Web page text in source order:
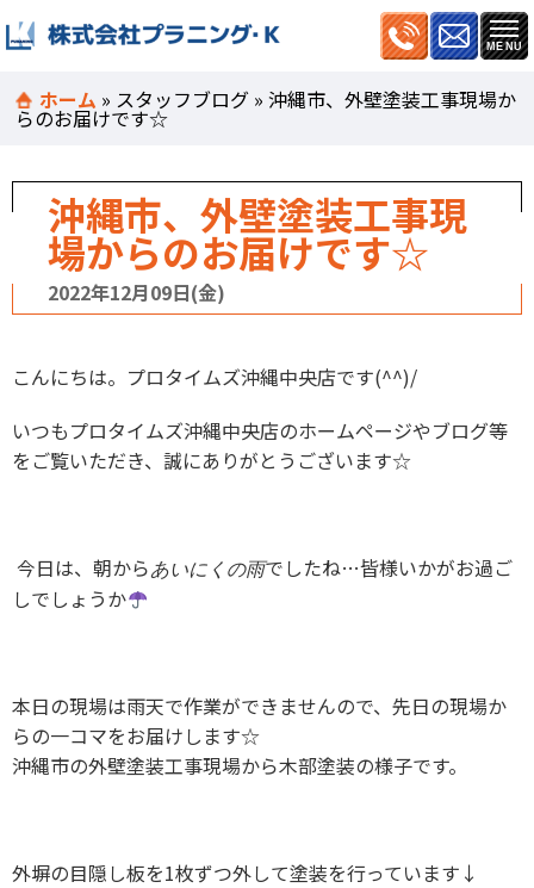
ホーム » スタッフブログ »沖縄市、外壁塗装工事現場か
らのお届けです☆
沖縄市、外壁塗装工事現
場からのお届けです☆
2022年12月09日(金)
こんにちは。プロタイムズ沖縄中央店です(^^)/
いつもプロタイムズ沖縄中央店のホームページやブログ等
をご覧いただき、誠にありがとうございます☆
今日は、朝からあいにくの雨でしたね…皆様いかがお過ご
しでしょうか
本日の現場は雨天で作業ができませんので、先日の現場か
らの一コマをお届けします☆
沖縄市の外壁塗装工事現場から木部塗装の様子です。
外塀の目隠し板を1枚ずつ外して塗装を行っています↓